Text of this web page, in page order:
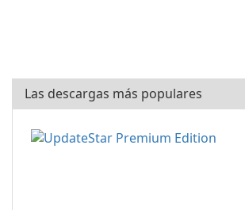
Las descargas más populares